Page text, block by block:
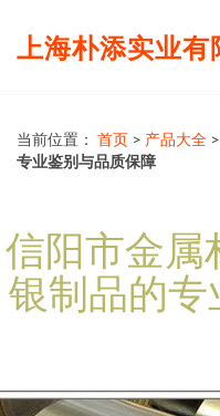
上海朴添实业有
当前位置： 首页 > 产品大全 >
专业鉴别与品质保障
信阳市金属
银制品的